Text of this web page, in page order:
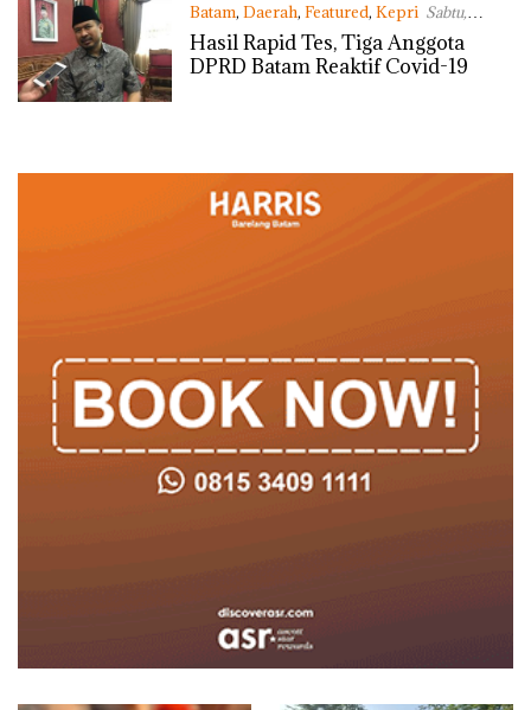
Batam, Daerah, Featured, Kepri Sabtu,
25/04/2020 - 23:45 WIB
Hasil Rapid Tes, Tiga Anggota
DPRD Batam Reaktif Covid-19